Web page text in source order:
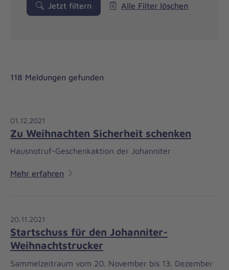
Jetzt filtern Alle Filter löschen
118 Meldungen gefunden
01.12.2021
Zu Weihnachten Sicherheit schenken
Hausnotruf-Geschenkaktion der Johanniter
Mehr erfahren
20.11.2021
Startschuss für den Johanniter-
Weihnachtstrucker
Sammelzeitraum vom 20. November bis 13. Dezember